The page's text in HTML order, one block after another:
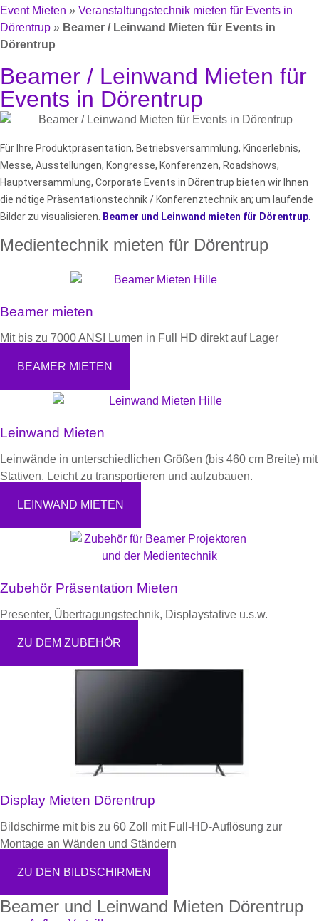
Event Mieten » Veranstaltungstechnik mieten für Events in
Dörentrup » Beamer / Leinwand Mieten für Events in
Dörentrup
Beamer / Leinwand Mieten für
Events in Dörentrup
Für Ihre Produktpräsentation, Betriebsversammlung, Kinoerlebnis,
Messe, Ausstellungen, Kongresse, Konferenzen, Roadshows,
Hauptversammlung, Corporate Events in Dörentrup bieten wir Ihnen
die nötige Präsentationstechnik / Konferenztechnik an; um laufende
Bilder zu visualisieren.
Beamer und Leinwand mieten für Dörentrup.
Medientechnik mieten für Dörentrup
Beamer mieten
Mit bis zu 7000 ANSI Lumen in Full HD direkt auf Lager
BEAMER MIETEN
Leinwand Mieten
Leinwände in unterschiedlichen Größen (bis 460 cm Breite) mit
Stativen. Leicht zu transportieren und aufzubauen.
LEINWAND MIETEN
Zubehör Präsentation Mieten
Presenter, Übertragungstechnik, Displaystative u.s.w.
ZU DEM ZUBEHÖR
Display Mieten Dörentrup
Bildschirme mit bis zu 60 Zoll mit Full-HD-Auflösung zur
Montage an Wänden und Ständern
ZU DEN BILDSCHIRMEN
Beamer und Leinwand Mieten Dörentrup